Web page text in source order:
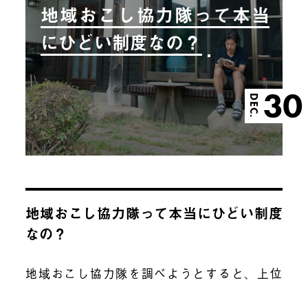
地域おこし協力隊って本当
にひどい制度なの？
DEC. 30
地域おこし協力隊って本当にひどい制度
なの？
地域おこし協力隊を調べようとすると、上位